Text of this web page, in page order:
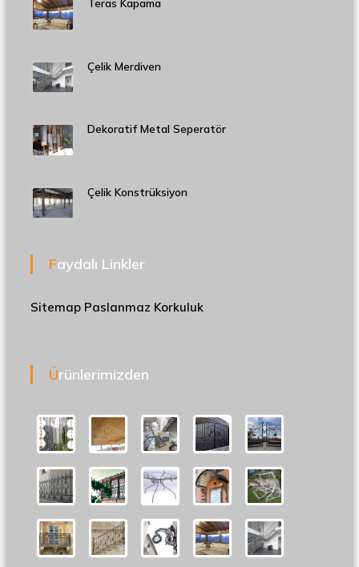
Teras Kapama
Çelik Merdiven
Dekoratif Metal Seperatör
Çelik Konstrüksiyon
Faydalı Linkler
Sitemap Paslanmaz Korkuluk
Ürünlerimizden